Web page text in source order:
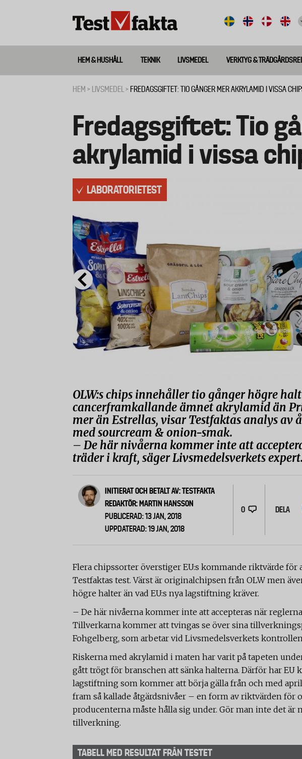
Huvudmeny
ny
HEM & HUSHÅLL TEKNIK LIVSMEDEL VERKTYG &
HEM LIVSMEDEL FREDAGSGIFTET: TIO GÅNGER MER AKRYLAMID I VISSA
Fredagsgiftet: Tio
akrylamid i vissa
LABORATORIETEST
OLW:s chips innehåller tio gånger högre
cancerframkallande ämnet akrylamid än
mer än Estrellas, visar Testfaktas analys av
med sourcream & onion-smak.
– De här nivåerna kommer inte att
träder i kraft, säger Livsmedelsverkets expert.
INITIERAT OCH BETALT AV: TESTFAKTA
REDAKTÖR: MARTIN HANSSON
PUBLICERAD: 13 JAN, 2018
UPPDATERAD: 19 JAN, 2018
0 DELA
Flera chipssorter överstiger EU:s kommande riktvärde för
Testfaktas test. Värst är originalchipsen från OLW men
högre halter än vad EU:s nya lagstiftning kräver.
– De här nivåerna kommer inte att accepteras när
Tillverkarna kommer att tvingas se över sina
Fohgelberg, som arbetar vid Livsmedelsverkets
Riskerna med akrylamid i maten har varit på tapeten
gått trögt för branschen att sänka halterna. Därför har EU
lagstiftning som kommer att börja gälla från och med
fram så kallade åtgärdsnivåer – en form av riktvärden för
producenterna måste hålla sig under. Gör man inte det är
tillverkning.
TABELL MED RESULTAT FRÅN TESTET